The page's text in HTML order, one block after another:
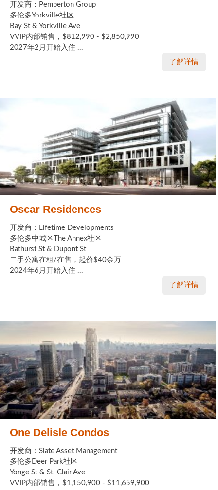
开发商：Pemberton Group
多伦多Yorkville社区
Bay St & Yorkville Ave
VVIP内部销售，$812,990 - $2,850,990
2027年2月开始入住 ...
了解详情
Oscar Residences
开发商：Lifetime Developments
多伦多中城区The Annex社区
Bathurst St & Dupont St
二手公寓在租/在售，起价$40余万
2024年6月开始入住 ...
了解详情
One Delisle Condos
开发商：Slate Asset Management
多伦多Deer Park社区
Yonge St & St. Clair Ave
VVIP内部销售，$1,150,900 - $11,659,900